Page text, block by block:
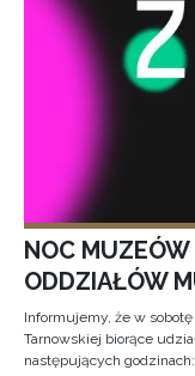
NOC
ODDZIAŁÓW
Informujemy, że w
Tarnowskiej biorące
następujących godzinach: